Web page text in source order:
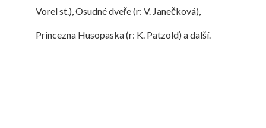
Vorel st.), Osudné dveře (r: V. Janečková),
Princezna Husopaska (r: K. Patzold) a další.